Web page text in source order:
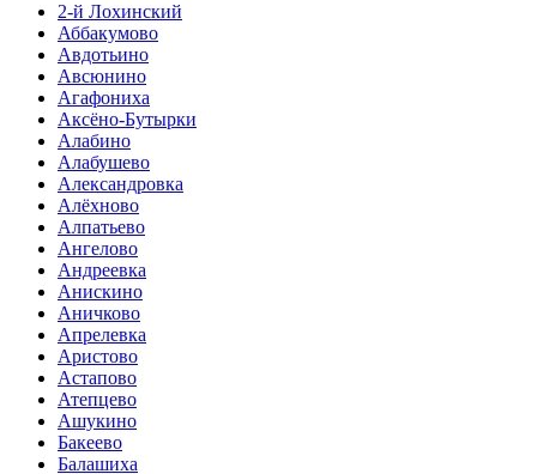
2-й Лохинский
Аббакумово
Авдотьино
Авсюнино
Агафониха
Аксёно-Бутырки
Алабино
Алабушево
Александровка
Алёхново
Алпатьево
Ангелово
Андреевка
Анискино
Аничково
Апрелевка
Аристово
Астапово
Атепцево
Ашукино
Бакеево
Балашиха